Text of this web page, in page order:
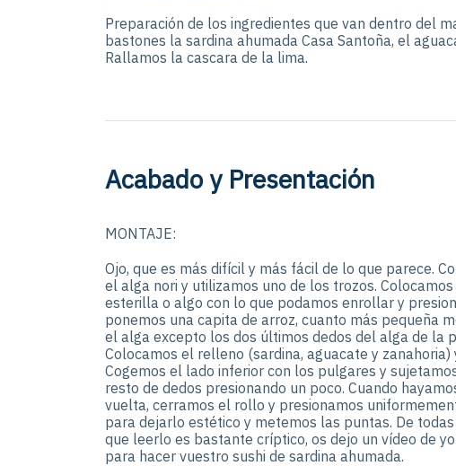
Preparación de los ingredientes que van dentro del
bastones la sardina ahumada Casa Santoña, el
Rallamos la cascara de la lima.
Acabado y Presentación
MONTAJE:
Ojo, que es más difícil y más fácil de lo que parece.
el alga nori y utilizamos uno de los trozos.
esterilla o algo con lo que podamos enrollar y
ponemos una capita de arroz, cuanto más pequeña
el alga excepto los dos últimos dedos del alga de la
Colocamos el relleno (sardina, aguacate y zanahoria)
Cogemos el lado inferior con los pulgares y
resto de dedos presionando un poco. Cuando
vuelta, cerramos el rollo y presionamos
para dejarlo estético y metemos las puntas. De
que leerlo es bastante críptico, os dejo un vídeo de
para hacer vuestro sushi de sardina ahumada.